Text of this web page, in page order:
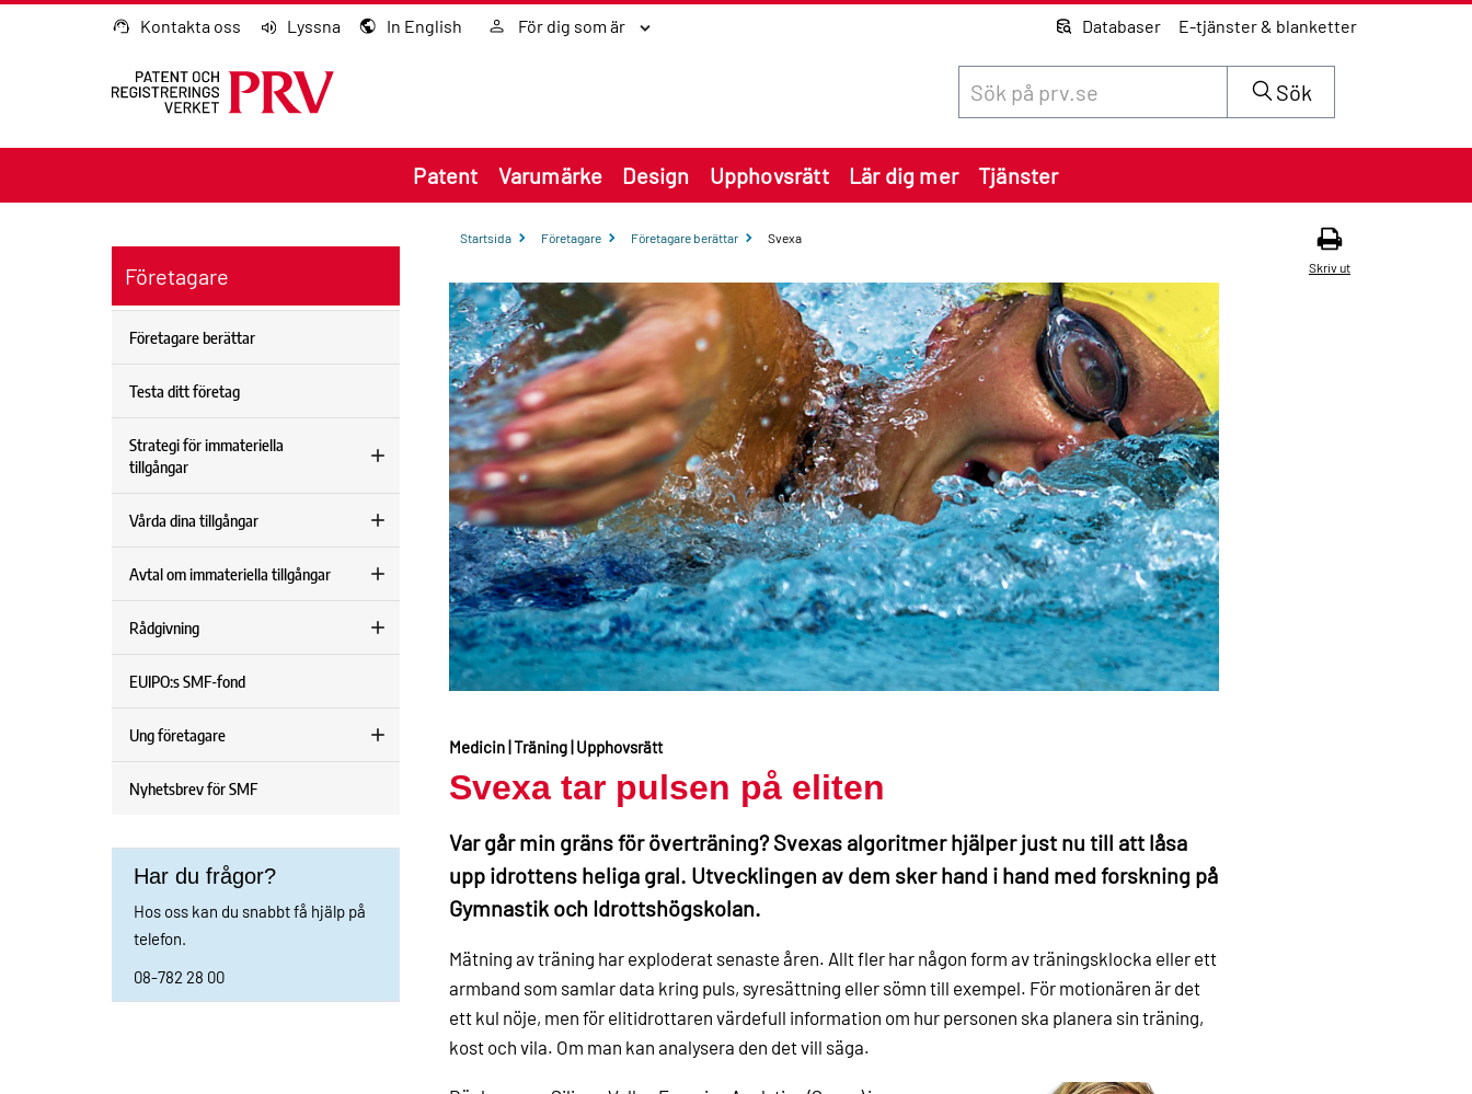
Gå till innehållet Kontakta oss Lyssna In English För dig som är Databaser E-tjänster & blanketter
Sök
Patent Varumärke Design Upphovsrätt Lär dig mer Tjänster
Företagare
Företagare berättar
Testa ditt företag
Strategi för immateriella
tillgångar
Vårda dina tillgångar
Avtal om immateriella tillgångar
Rådgivning
EUIPO:s SMF-fond
Ung företagare
Nyhetsbrev för SMF
Har du frågor?
Hos oss kan du snabbt få hjälp på
telefon.
08-782 28 00
Startsida Företagare Företagare berättar
Svexa
Skriv ut
Medicin | Träning | Upphovsrätt
Svexa tar pulsen på eliten
Var går min gräns för överträning? Svexas algoritmer hjälper just nu till att låsa
upp idrottens heliga gral. Utvecklingen av dem sker hand i hand med forskning på
Gymnastik och Idrottshögskolan.
Mätning av träning har exploderat senaste åren. Allt fler har någon form av träningsklocka eller ett
armband som samlar data kring puls, syresättning eller sömn till exempel. För motionären är det
ett kul nöje, men för elitidrottaren värdefull information om hur personen ska planera sin träning,
kost och vila. Om man kan analysera den det vill säga.